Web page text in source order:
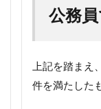
公務
上記を踏まえ
件を満たした